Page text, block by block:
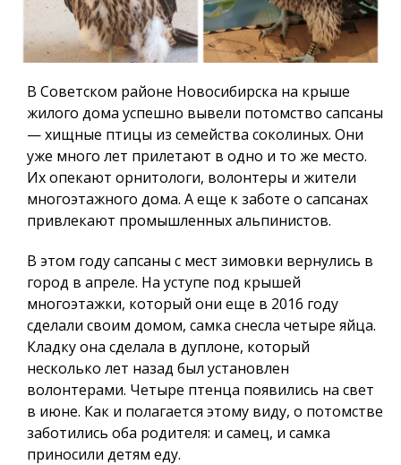
В Советском районе Новосибирска на крыше
жилого дома успешно вывели потомство сапсаны
— хищные птицы из семейства соколиных. Они
уже много лет прилетают в одно и то же место.
Их опекают орнитологи, волонтеры и жители
многоэтажного дома. А еще к заботе о сапсанах
привлекают промышленных альпинистов.
В этом году сапсаны с мест зимовки вернулись в
город в апреле. На уступе под крышей
многоэтажки, который они еще в 2016 году
сделали своим домом, самка снесла четыре яйца.
Кладку она сделала в дуплоне, который
несколько лет назад был установлен
волонтерами. Четыре птенца появились на свет
в июне. Как и полагается этому виду, о потомстве
заботились оба родителя: и самец, и самка
приносили детям еду.